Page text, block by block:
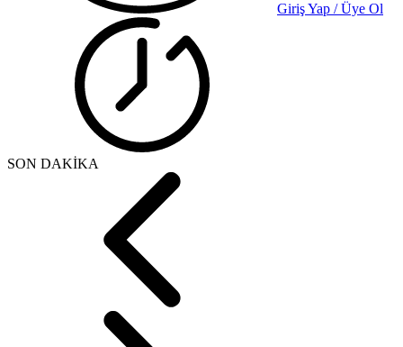
Giriş Yap / Üye Ol
SON DAKİKA